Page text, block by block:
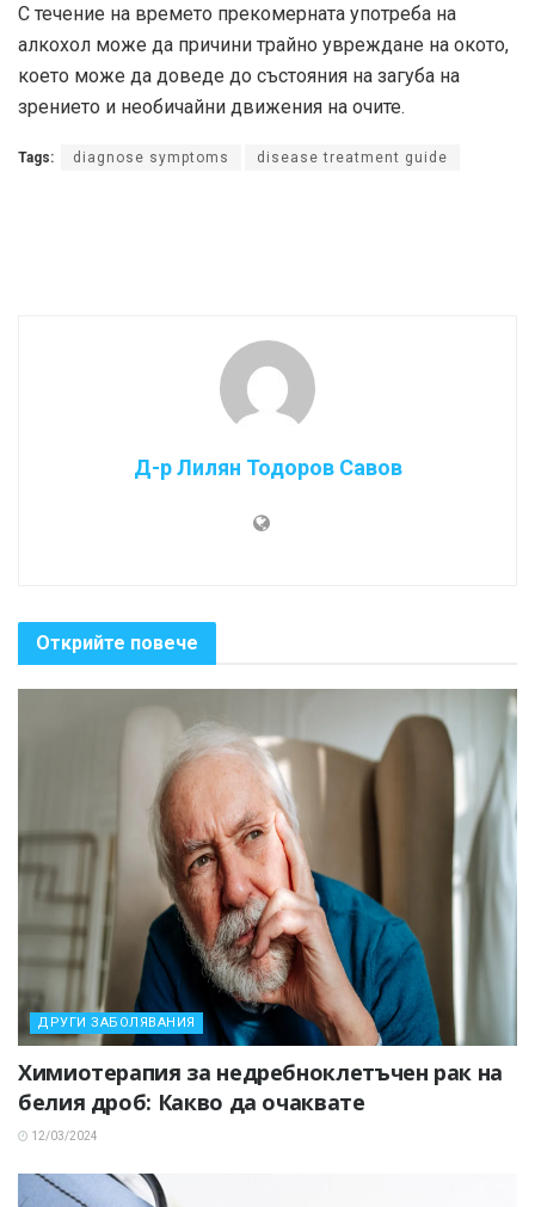
С течение на времето прекомерната употреба на
алкохол може да причини трайно увреждане на окото,
което може да доведе до състояния на загуба на
зрението и необичайни движения на очите.
Tags: diagnose symptoms disease treatment guide
Д-р Лилян Тодоров Савов
Открийте повече
ДРУГИ ЗАБОЛЯВАНИЯ
Химиотерапия за недребноклетъчен рак на
белия дроб: Какво да очаквате
12/03/2024